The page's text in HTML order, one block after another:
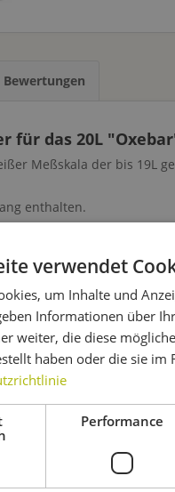
das 20L
Meßskala der bis 19L
enthalten.
für das 20L
ebenfalls angesehen
verwendet
um Inhalte und
Informationen über
weiter, die diese
haben oder die sie
Performance